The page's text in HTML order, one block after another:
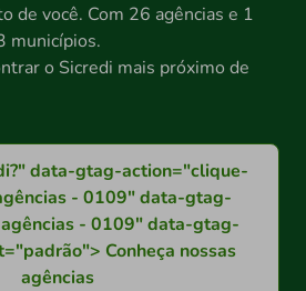
de você. Com 26 agências e 1
municípios.
o Sicredi mais próximo de
data-gtag-action="clique-
- 0109" data-gtag-
- 0109" data-gtag-
Conheça nossas
agências